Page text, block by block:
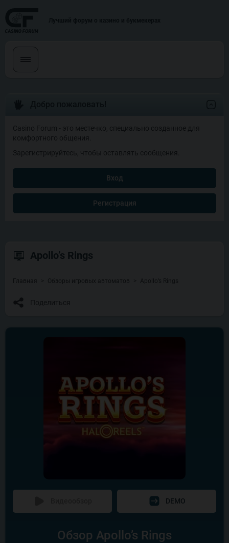
Apollo’s Rings
Главная Обзоры игровых автоматов Apollo’s Rings
Поделиться
DEMO
Обзор Apollo’s Rings
Casino Forum - это местечко, специально созданное для
комфортного общения.
Зарегистрируйтесь, чтобы оставлять сообщения.
Вход
Регистрация